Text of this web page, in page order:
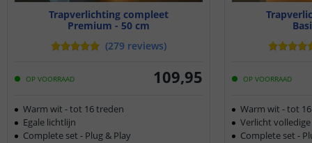
Trapverlichting compleet
Premium - 50 cm
(279 reviews)
OP VOORRAAD 109,95
Warm wit - tot 16 treden
Egale lichtlijn
Complete set - Plug & Play
OP VOORRAAD
Warm wit - tot
Verlicht
Complete set -